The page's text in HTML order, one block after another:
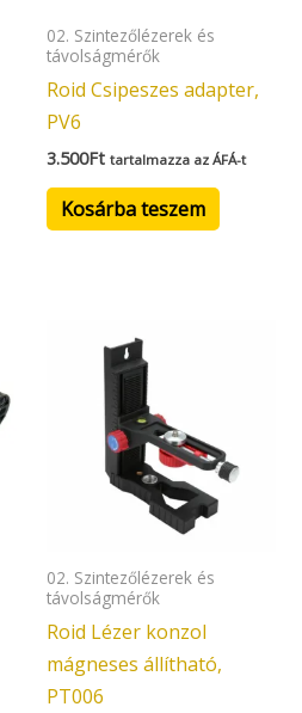
02. Szintezőlézerek és
távolságmérők
Roid Csipeszes adapter,
PV6
3.500Ft tartalmazza az ÁFÁ-t
Kosárba teszem
02. Szintezőlézerek és
távolságmérők
Roid Lézer konzol
mágneses állítható,
PT006